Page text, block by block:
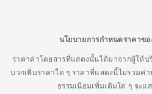
นโยบายการกำหนดราคาขอ
ราคาค่าโดยสารที่แสดงนั้นได้มาจากผู้ให้บ
บวกเพิ่มราคาใด ๆ ราคาที่แสดงนี้ไม่รวมค่
ธรรมเนียมเพิ่มเติมใด ๆ จะแ